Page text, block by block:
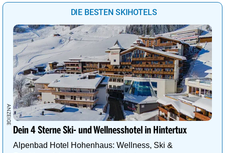
DIE BESTEN SKIHOTELS
Dein 4 Sterne Ski- und Wellnesshotel in Hintertux
Alpenbad Hotel Hohenhaus: Wellness, Ski &